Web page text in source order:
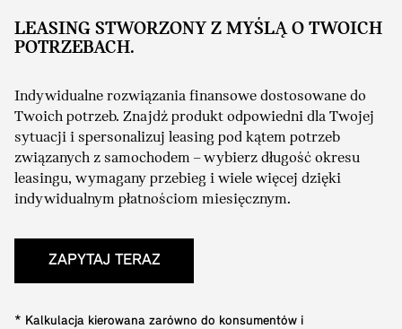
LEASING STWORZONY Z MYŚLĄ O TWOICH
POTRZEBACH.
Indywidualne rozwiązania finansowe dostosowane do
Twoich potrzeb. Znajdź produkt odpowiedni dla Twojej
sytuacji i spersonalizuj leasing pod kątem potrzeb
związanych z samochodem – wybierz długość okresu
leasingu, wymagany przebieg i wiele więcej dzięki
indywidualnym płatnościom miesięcznym.
ZAPYTAJ TERAZ
* Kalkulacja kierowana zarówno do konsumentów i